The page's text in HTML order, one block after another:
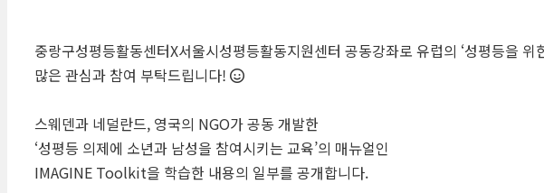
중랑구성평등활동센터X서울시성평등활동지원센터 공동강좌로 유럽의 ‘성평등을
많은 관심과 참여 부탁드립니다! 🙂
스웨덴과 네덜란드, 영국의 NGO가 공동 개발한
‘성평등 의제에 소년과 남성을 참여시키는 교육’의 매뉴얼인
IMAGINE Toolkit을 학습한 내용의 일부를 공개합니다.​